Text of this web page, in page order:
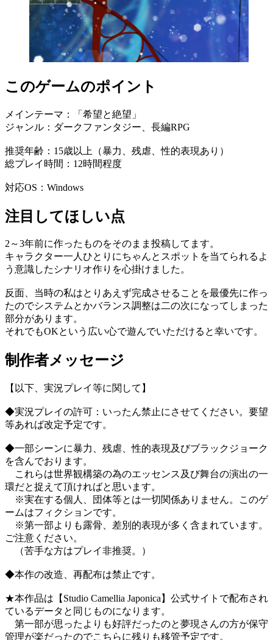
このゲームのポイント
メインテーマ：「希望と絶望」
ジャンル：ダークファンタジー、長編RPG
推奨年齢：15歳以上（暴力、残虐、性的表現あり）
総プレイ時間：12時間程度
対応OS：Windows
注目してほしい点
2～3年前に作ったものをそのまま投稿してます。
キャラクター一人ひとりにちゃんとスポットを当てられるよ
う意識したシナリオ作りを心掛けました。
反面、当時の私はとりあえず完成させることを最優先に作っ
たのでシステムとかバランス調整は二の次になってしまった
部分があります。
それでもOKという広い心で遊んでいただけると幸いです。
制作者メッセージ
【以下、実況プレイ等に関して】
◆実況プレイの許可：いったん禁止にさせてください。要望
等あれば改定予定です。
◆一部シーンに暴力、残虐、性的表現及びブラックジョーク
を含んでおります。
これらは世界観構築の為のエッセンス及び舞台の演出の一
環だと捉えて頂ければと思います。
※実在する個人、団体等とは一切関係ありません。このゲ
ームはフィクションです。
※第一部よりも露骨、差別的表現が多く含まれています。
ご注意ください。
（苦手な方はプレイ非推奨。）
◆本作の改造、再配布は禁止です。
★本作品は【Studio Camellia Japonica】公式サイトで配布され
ているデータと同じものになります。
第一部が思ったよりも好評だったのと夢現さんの方が保守
管理が楽だったのでこちらに残りも移管予定です。